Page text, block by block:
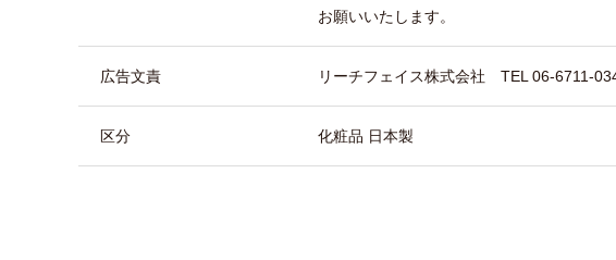
お願いいたします。
広告文責 リーチフェイス株式会社 TEL 06-6711-
区分 化粧品 日本製